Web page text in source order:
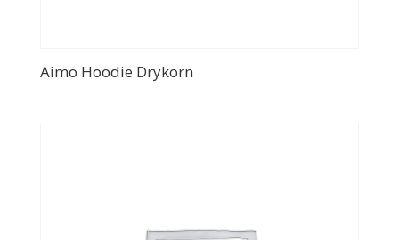
Aimo Hoodie Drykorn